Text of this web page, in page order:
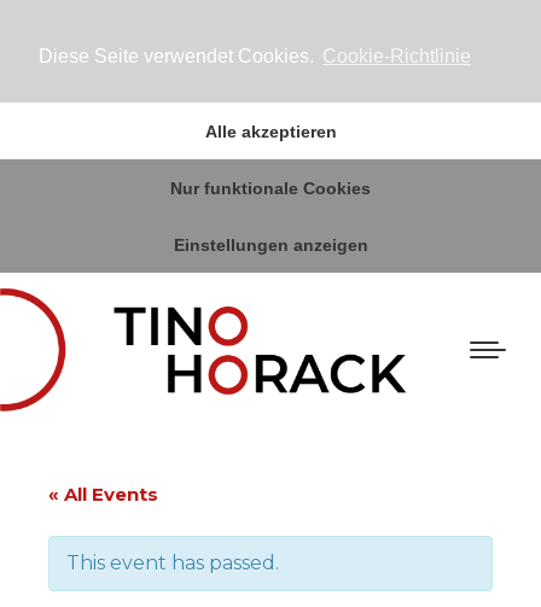
Diese Seite verwendet Cookies. Cookie-Richtlinie
Alle akzeptieren
Nur funktionale Cookies
Einstellungen anzeigen
« All Events
This event has passed.